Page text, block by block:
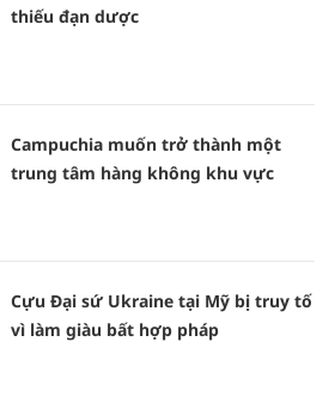
thiếu đạn dược
Campuchia muốn trở thành một
trung tâm hàng không khu vực
Cựu Đại sứ Ukraine tại Mỹ bị truy tố
vì làm giàu bất hợp pháp